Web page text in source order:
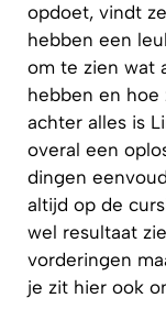
opdoet, vindt
hebben een
om te zien wat
hebben en
achter alles is
overal een
dingen
altijd op de
wel resultaat
vorderingen
je zit hier ook